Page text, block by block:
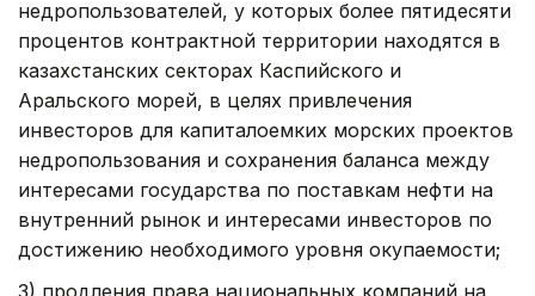
недропользователей, у которых более пятидесяти
процентов контрактной территории находятся в
казахстанских секторах Каспийского и
Аральского морей, в целях привлечения
инвесторов для капиталоемких морских проектов
недропользования и сохранения баланса между
интересами государства по поставкам нефти на
внутренний рынок и интересами инвесторов по
достижению необходимого уровня окупаемости;
3) продления права национальных компаний на